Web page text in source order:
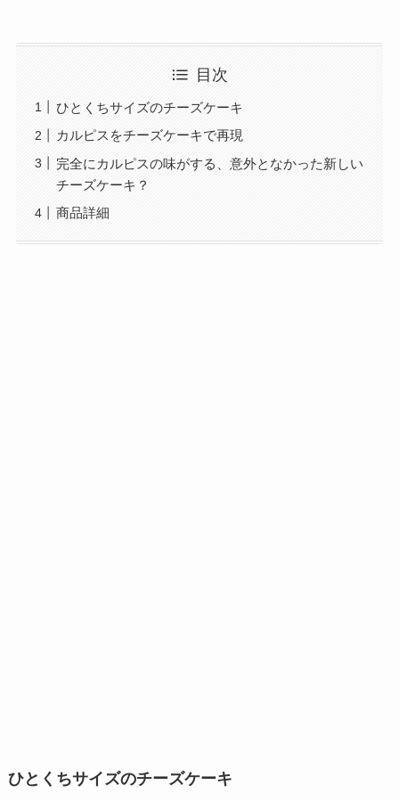
目次
ひとくちサイズのチーズケーキ
カルピスをチーズケーキで再現
完全にカルピスの味がする、意外となかった新しい
チーズケーキ？
商品詳細
ひとくちサイズのチーズケーキ